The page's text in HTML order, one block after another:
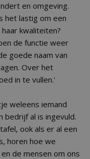
en omgeving.
het lastig om een
kwaliteiten?
de functie weer
goede naam van
Over het
in te vullen.'
weleens iemand
bedrijf al is ingevuld.
ook als er al een
horen hoe we
de mensen om ons